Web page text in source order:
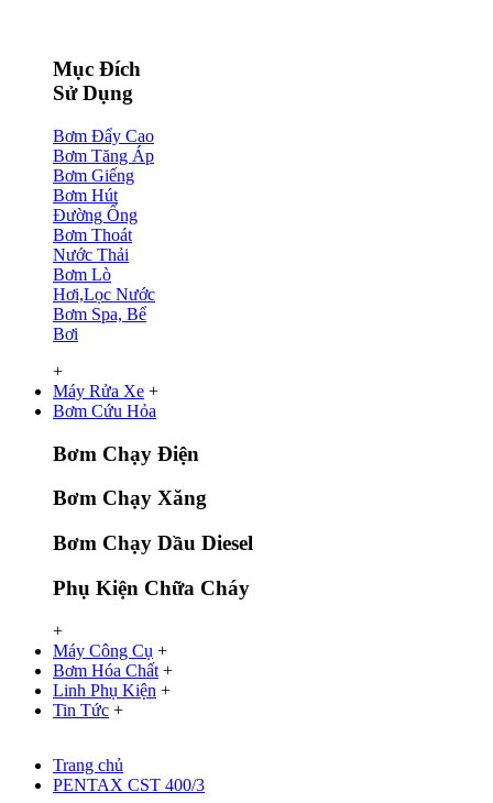
Mục Đích
Sử Dụng
Bơm Đẩy Cao
Bơm Tăng Áp
Bơm Giếng
Bơm Hút
Đường Ống
Bơm Thoát
Nước Thải
Bơm Lò
Hơi,Lọc Nước
Bơm Spa, Bể
Bơi
+
Máy Rửa Xe +
Bơm Cứu Hỏa
Bơm Chạy Điện
Bơm Chạy Xăng
Bơm Chạy Dầu Diesel
Phụ Kiện Chữa Cháy
+
Máy Công Cụ +
Bơm Hóa Chất +
Linh Phụ Kiện +
Tin Tức +
Trang chủ
PENTAX CST 400/3